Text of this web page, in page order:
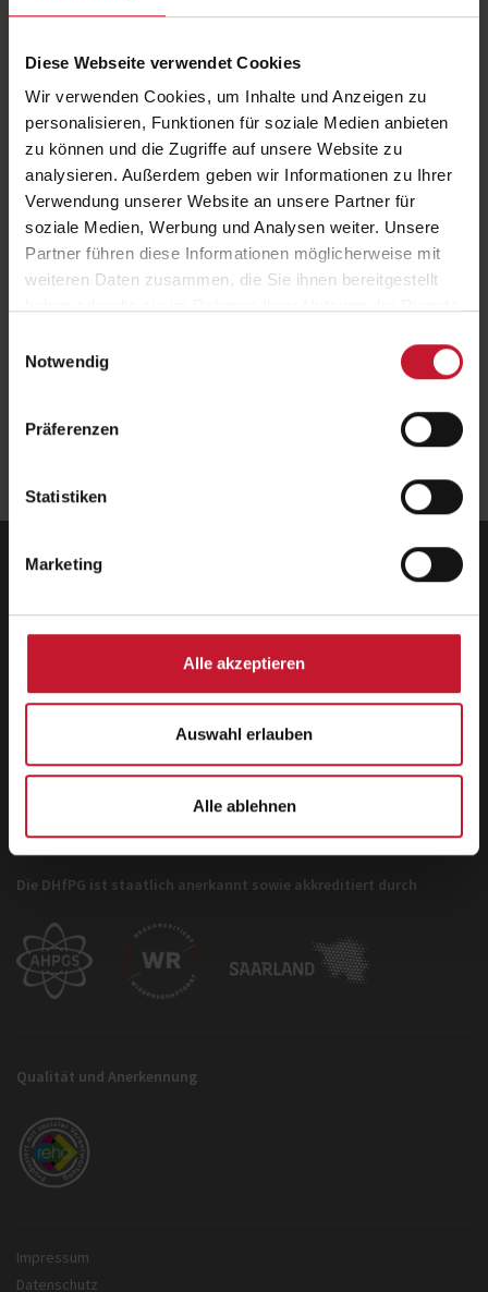
Diese Webseite verwendet Cookies
Wir verwenden Cookies, um Inhalte und Anzeigen zu
personalisieren, Funktionen für soziale Medien anbieten
zu können und die Zugriffe auf unsere Website zu
analysieren. Außerdem geben wir Informationen zu Ihrer
Verwendung unserer Website an unsere Partner für
soziale Medien, Werbung und Analysen weiter. Unsere
Partner führen diese Informationen möglicherweise mit
weiteren Daten zusammen, die Sie ihnen bereitgestellt
Notwendig
Präferenzen
Statistiken
Marketing
Alle akzeptieren
Auswahl erlauben
Alle ablehnen
informieren, gibt es einfach nicht.
gerne über das Angebot der BSA-Akademie.
Fakten
Ort
Datum
Jetzt anmelden
Zurück
Deutsche Hochschule für Prävention und
Zentrale
Telefon: +49 681 6855-150
Die DHfPG ist staatlich anerkannt sowie akkreditiert durch
Qualität und Anerkennung
Impressum
Datenschutz